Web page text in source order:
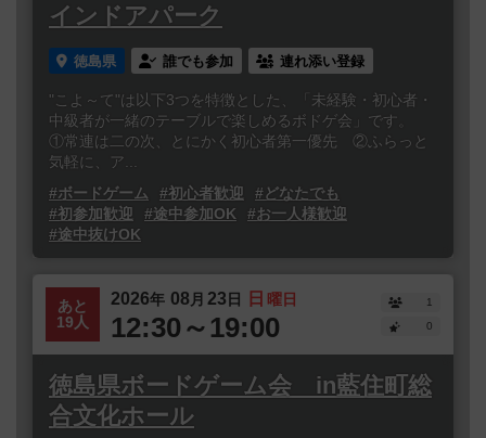
インドアパーク
徳島県 誰でも参加 連れ添い登録
"こよ～て"は以下3つを特徴とした、「未経験・初心者・
中級者が一緒のテーブルで楽しめるボドゲ会」です。
①常連は二の次、とにかく初心者第一優先 ②ふらっと
気軽に、ア...
#ボードゲーム
#初心者歓迎
#どなたでも
#初参加歓迎
#途中参加OK
#お一人様歓迎
#途中抜けOK
あと
19人
2026年 08 月 23日 日 曜日
12:30～19:00
1
0
徳島県ボードゲーム会 in藍住町総
合文化ホール